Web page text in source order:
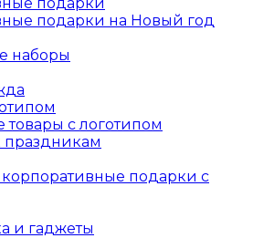
подарки на Новый год
наборы
с логотипом
подарки с
и гаджеты